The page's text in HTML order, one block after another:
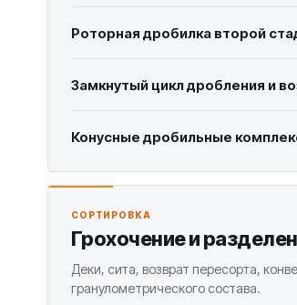
Роторная дробилка второй
Замкнутый цикл дробления и
Конусные дробильные
СОРТИРОВКА
Грохочение и
Деки, сита, возврат пересорта,
гранулометрического состава.